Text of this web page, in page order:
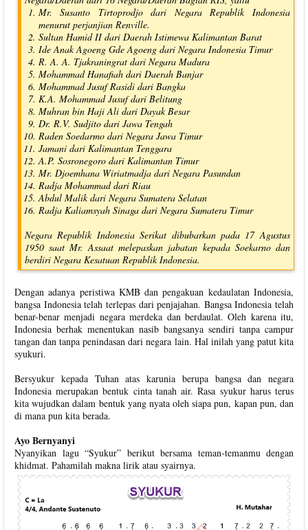
Mr. Susanto Tirtoprodjo dari Negara Republik Indonesia
menurut perjanjian Renville.
Sultan Hamid II dari Daerah Istimewa Kalimantan Barat
Ide Anak Agoeng Gde Agoeng dari Negara Indonesia Timur
R. A. A. Tjakraningrat dari Negara Madura
Mohammad Hanafiah dari Daerah Banjar
Mohammad Jusuf Rasidi dari Bangka
K.A. Mohammad Jusuf dari Belitung
Muhran bin Haji Ali dari Dayak Besar
Dr. R.V. Sudjito dari Jawa Tengah
Raden Soedarmo dari Negara Jawa Timur
Jamani dari Kalimantan Tenggara
A.P. Sosronegoro dari Kalimantan Timur
Mr. Djoemhana Wiriatmadja dari Negara Pasundan
Radja Mohammad dari Riau
Abdul Malik dari Negara Sumatera Selatan
Radja Kaliamsyah Sinaga dari Negara Sumatera Timur
Negara Republik Indonesia Serikat dibubarkan pada 17 Agustus
1950 saat Mr. Assaat melepaskan jabatan kepada Soekarno dan
berdiri Negara Kesatuan Republik Indonesia.
Dengan adanya peristiwa KMB dan pengakuan kedaulatan Indonesia,
bangsa Indonesia telah terlepas dari penjajahan. Bangsa Indonesia telah
benar-benar menjadi negara merdeka dan berdaulat. Oleh karena itu,
Indonesia berhak menentukan nasib bangsanya sendiri tanpa campur
tangan dan tanpa penindasan dari negara lain. Hal inilah yang patut kita
syukuri.
Bersyukur kepada Tuhan atas karunia berupa bangsa dan negara
Indonesia merupakan bentuk cinta tanah air. Rasa syukur harus terus
kita wujudkan dalam bentuk yang nyata oleh siapa pun, kapan pun, dan
di mana pun kita berada.
Ayo Bernyanyi
Nyanyikan lagu “Syukur” berikut bersama teman-temanmu dengan
khidmat. Pahamilah makna lirik atau syairnya.